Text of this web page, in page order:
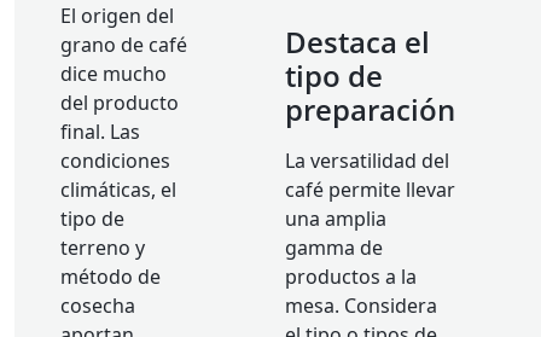
El origen del
grano de café
dice mucho
del producto
final. Las
condiciones
climáticas, el
tipo de
terreno y
método de
cosecha
Destaca el
tipo de
preparación
La versatilidad del
café permite llevar
una amplia
gamma de
productos a la
mesa. Considera